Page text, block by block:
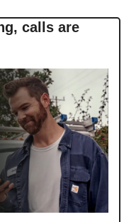
calls are